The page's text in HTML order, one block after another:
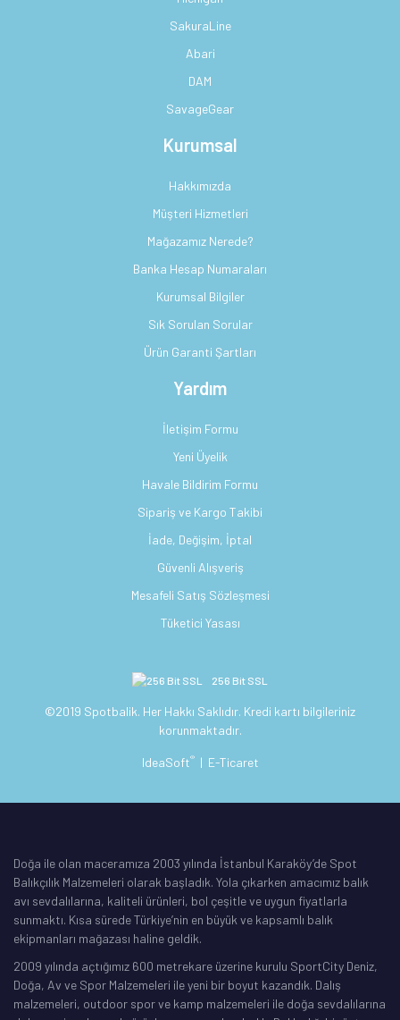
SakuraLine
Abari
DAM
SavageGear
Kurumsal
Hakkımızda
Müşteri Hizmetleri
Mağazamız Nerede?
Banka Hesap Numaraları
Kurumsal Bilgiler
Sık Sorulan Sorular
Ürün Garanti Şartları
Yardım
İletişim Formu
Yeni Üyelik
Havale Bildirim Formu
Sipariş ve Kargo Takibi
İade, Değişim, İptal
Güvenli Alışveriş
Mesafeli Satış Sözleşmesi
Tüketici Yasası
256 Bit SSL
©2019 Spotbalik. Her Hakkı Saklıdır. Kredi kartı bilgileriniz
korunmaktadır.
IdeaSoft® | E-Ticaret
Doğa ile olan maceramıza 2003 yılında İstanbul Karaköy’de Spot
Balıkçılık Malzemeleri olarak başladık. Yola çıkarken amacımız balık
avı sevdalılarına, kaliteli ürünleri, bol çeşitle ve uygun fiyatlarla
sunmaktı. Kısa sürede Türkiye’nin en büyük ve kapsamlı balık
ekipmanları mağazası haline geldik.
2009 yılında açtığımız 600 metrekare üzerine kurulu SportCity Deniz,
Doğa, Av ve Spor Malzemeleri ile yeni bir boyut kazandık. Dalış
malzemeleri, outdoor spor ve kamp malzemeleri ile doğa sevdalılarına